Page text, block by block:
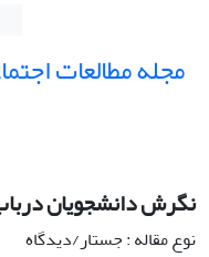
مجله مطالعات
نگرش دانشجویان
نوع مقاله : جستار/دیدگاه